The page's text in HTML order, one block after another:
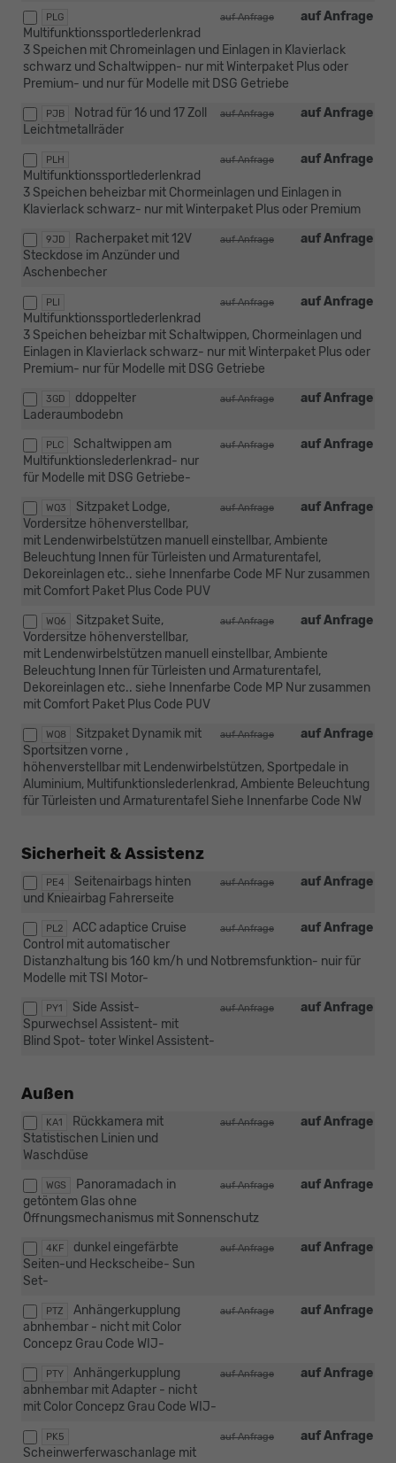
PLG auf Anfrage
auf Anfrage
Multifunktionssportlederlenkrad
3 Speichen mit Chromeinlagen und Einlagen in Klavierlack
schwarz und Schaltwippen- nur mit Winterpaket Plus oder
Premium- und nur für Modelle mit DSG Getriebe
PJB auf Anfrage
auf Anfrage
Notrad für 16 und 17 Zoll
Leichtmetallräder
PLH auf Anfrage
auf Anfrage
Multifunktionssportlederlenkrad
3 Speichen beheizbar mit Chormeinlagen und Einlagen in
Klavierlack schwarz- nur mit Winterpaket Plus oder Premium
9JD auf Anfrage
auf Anfrage
Racherpaket mit 12V
Steckdose im Anzünder und
Aschenbecher
PLI auf Anfrage
auf Anfrage
Multifunktionssportlederlenkrad
3 Speichen beheizbar mit Schaltwippen, Chormeinlagen und
Einlagen in Klavierlack schwarz- nur mit Winterpaket Plus oder
Premium- nur für Modelle mit DSG Getriebe
3GD auf Anfrage
auf Anfrage
ddoppelter
Laderaumbodebn
PLC auf Anfrage
auf Anfrage
Schaltwippen am
Multifunktionslederlenkrad- nur
für Modelle mit DSG Getriebe-
WQ3 auf Anfrage
auf Anfrage
Sitzpaket Lodge,
Vordersitze höhenverstellbar,
mit Lendenwirbelstützen manuell einstellbar, Ambiente
Beleuchtung Innen für Türleisten und Armaturentafel,
Dekoreinlagen etc.. siehe Innenfarbe Code MF Nur zusammen
mit Comfort Paket Plus Code PUV
WQ6 auf Anfrage
auf Anfrage
Sitzpaket Suite,
Vordersitze höhenverstellbar,
mit Lendenwirbelstützen manuell einstellbar, Ambiente
Beleuchtung Innen für Türleisten und Armaturentafel,
Dekoreinlagen etc.. siehe Innenfarbe Code MP Nur zusammen
mit Comfort Paket Plus Code PUV
WQ8 auf Anfrage
auf Anfrage
Sitzpaket Dynamik mit
Sportsitzen vorne ,
höhenverstellbar mit Lendenwirbelstützen, Sportpedale in
Aluminium, Multifunktionslederlenkrad, Ambiente Beleuchtung
für Türleisten und Armaturentafel Siehe Innenfarbe Code NW
Sicherheit & Assistenz
PE4 auf Anfrage
auf Anfrage
Seitenairbags hinten
und Knieairbag Fahrerseite
PL2 auf Anfrage
auf Anfrage
ACC adaptice Cruise
Control mit automatischer
Distanzhaltung bis 160 km/h und Notbremsfunktion- nuir für
Modelle mit TSI Motor-
PY1 auf Anfrage
auf Anfrage
Side Assist-
Spurwechsel Assistent- mit
Blind Spot- toter Winkel Assistent-
Außen
KA1 auf Anfrage
auf Anfrage
Rückkamera mit
Statistischen Linien und
Waschdüse
WGS auf Anfrage
auf Anfrage
Panoramadach in
getöntem Glas ohne
Öffnungsmechanismus mit Sonnenschutz
4KF auf Anfrage
auf Anfrage
dunkel eingefärbte
Seiten-und Heckscheibe- Sun
Set-
PTZ auf Anfrage
auf Anfrage
Anhängerkupplung
abnhembar - nicht mit Color
Concepz Grau Code WIJ-
PTY auf Anfrage
auf Anfrage
Anhängerkupplung
abnhembar mit Adapter - nicht
mit Color Concepz Grau Code WIJ-
PK5 auf Anfrage
auf Anfrage
Scheinwerferwaschanlage mit